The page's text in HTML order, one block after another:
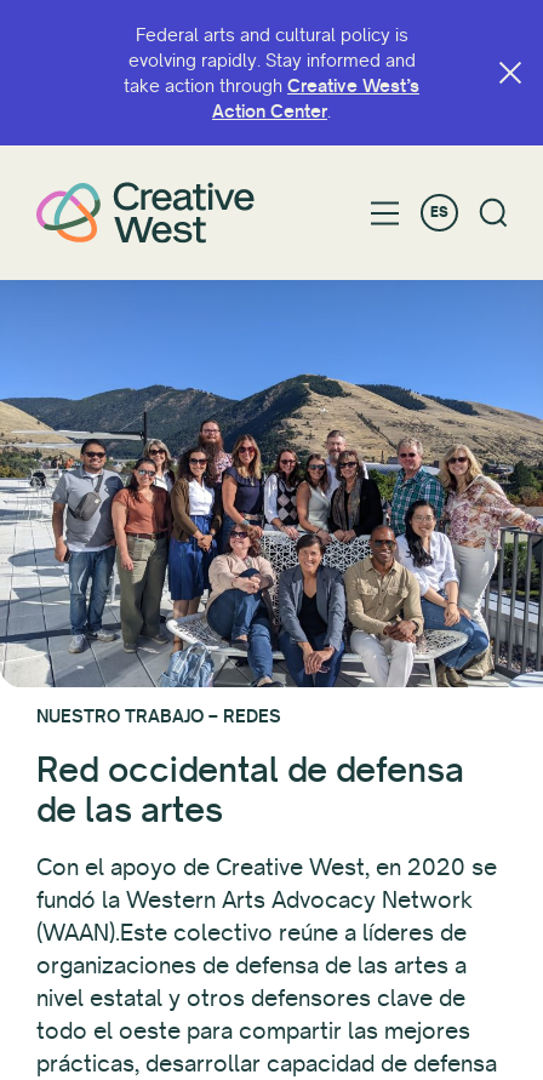
Federal arts and cultural policy is
evolving rapidly. Stay informed and
take action through Creative West’s
Action Center.
ES
NUESTRO TRABAJO – REDES
Red occidental de defensa
de las artes
Con el apoyo de Creative West, en 2020 se
fundó la Western Arts Advocacy Network
(WAAN).Este colectivo reúne a líderes de
organizaciones de defensa de las artes a
nivel estatal y otros defensores clave de
todo el oeste para compartir las mejores
prácticas, desarrollar capacidad de defensa